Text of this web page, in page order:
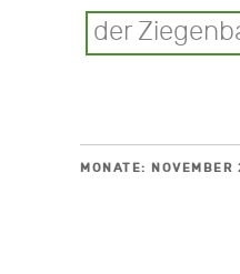
der
MONATE: NOVEMBER